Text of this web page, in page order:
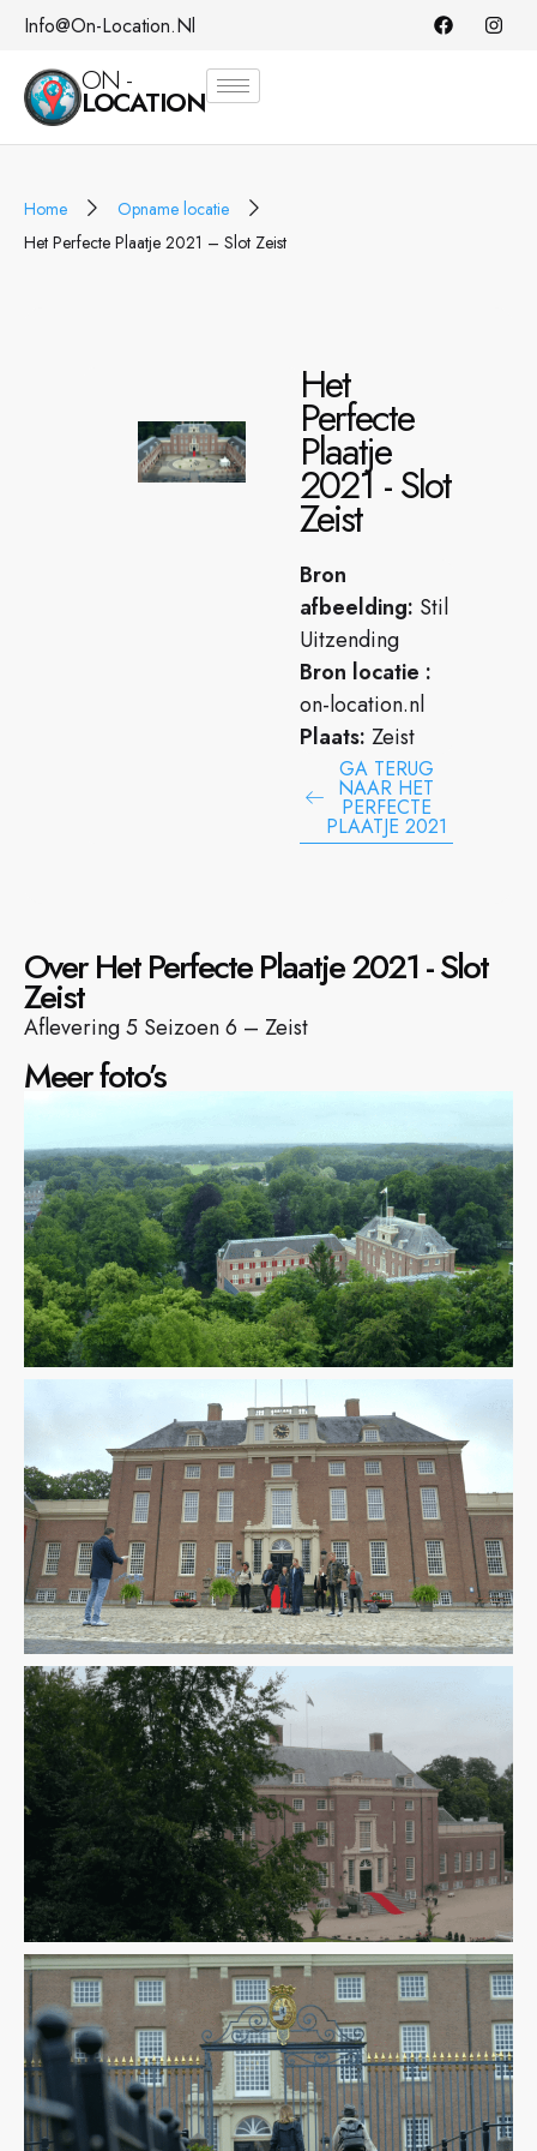
Info@on-Location.nl
ON -
LOCATION
Home
Opname locatie
Het Perfecte Plaatje 2021 – Slot Zeist
Het
Perfecte
Plaatje
2021 - Slot
Zeist
Bron
afbeelding: Stil
Uitzending
Bron locatie :
on-location.nl
Plaats: Zeist
GA TERUG
NAAR HET
PERFECTE
PLAATJE 2021
Over Het Perfecte Plaatje 2021 - Slot
Zeist
Aflevering 5 Seizoen 6 – Zeist
Meer foto’s